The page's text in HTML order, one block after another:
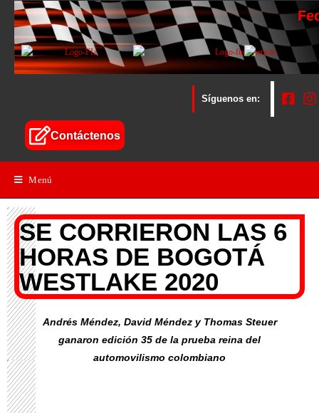
Síguenos en:
Contáctenos
Menú
SE CORRIERON LAS 6
HORAS DE BOGOTÁ
WESTLAKE 2020
Andrés Méndez, David Méndez y Thomas Steuer
ganaron edición 35 de la prueba reina del
automovilismo colombiano